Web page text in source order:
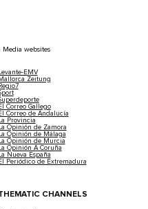
Media websites
Levante-EMV
Zeitung
Regio7
El Correo Gallego
El Correo de Andalucía
La Provincia
La Opinión de Zamora
La Opinión de Málaga
La Opinión de Murcia
La Opinión A Coruña
La Nueva España
El Periódico de Extremadura
CHANNELS